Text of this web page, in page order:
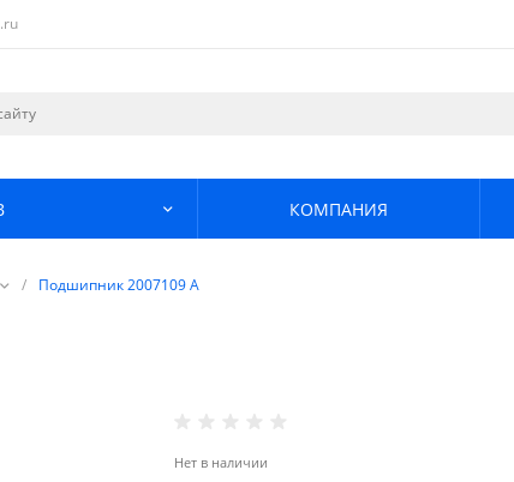
КОМПАНИЯ
/ Подшипник 2007109 А
Нет в наличии